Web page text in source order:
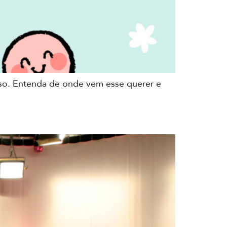
Entenda de onde vem esse querer e